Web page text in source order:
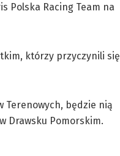
Polska Racing Team na
którzy przyczynili się
Terenowych, będzie nią
Drawsku Pomorskim.